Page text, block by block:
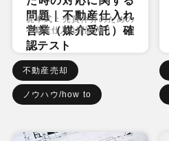
問題｜不動産仕入れ
営業（媒介受託）確
認テスト
梶本式：売買仲介のための
不動産仕入れ理論入門
不動産売却
ノウハウ/how to